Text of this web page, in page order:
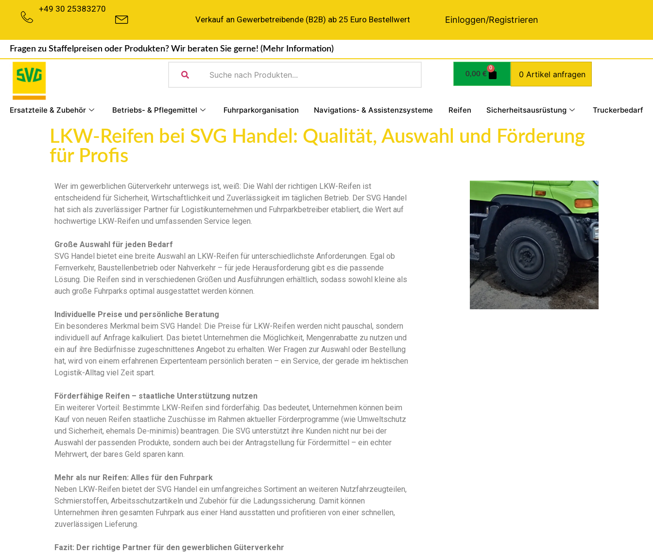
+49 30 25383270
Verkauf an Gewerbetreibende (B2B) ab 25 Euro Bestellwert
Einloggen/Registrieren
Fragen zu Staffelpreisen oder Produkten? Wir beraten Sie gerne! (Mehr Information)
0,00 €
0
0 Artikel anfragen
Ersatzteile & Zubehör Betriebs- & Pflegemittel Fuhrparkorganisation Navigations- & Assistenzsysteme Reifen Sicherheitsausrüstung Truckerbedarf
LKW-Reifen bei SVG Handel: Qualität, Auswahl und Förderung
für Profis
Wer im gewerblichen Güterverkehr unterwegs ist, weiß: Die Wahl der richtigen LKW-Reifen ist
entscheidend für Sicherheit, Wirtschaftlichkeit und Zuverlässigkeit im täglichen Betrieb. Der SVG Handel
hat sich als zuverlässiger Partner für Logistikunternehmen und Fuhrparkbetreiber etabliert, die Wert auf
hochwertige LKW-Reifen und umfassenden Service legen.
Große Auswahl für jeden Bedarf
SVG Handel bietet eine breite Auswahl an LKW-Reifen für unterschiedlichste Anforderungen. Egal ob
Fernverkehr, Baustellenbetrieb oder Nahverkehr – für jede Herausforderung gibt es die passende
Lösung. Die Reifen sind in verschiedenen Größen und Ausführungen erhältlich, sodass sowohl kleine als
auch große Fuhrparks optimal ausgestattet werden können.
Individuelle Preise und persönliche Beratung
Ein besonderes Merkmal beim SVG Handel: Die Preise für LKW-Reifen werden nicht pauschal, sondern
individuell auf Anfrage kalkuliert. Das bietet Unternehmen die Möglichkeit, Mengenrabatte zu nutzen und
ein auf ihre Bedürfnisse zugeschnittenes Angebot zu erhalten. Wer Fragen zur Auswahl oder Bestellung
hat, wird von einem erfahrenen Expertenteam persönlich beraten – ein Service, der gerade im hektischen
Logistik-Alltag viel Zeit spart.
Förderfähige Reifen – staatliche Unterstützung nutzen
Ein weiterer Vorteil: Bestimmte LKW-Reifen sind förderfähig. Das bedeutet, Unternehmen können beim
Kauf von neuen Reifen staatliche Zuschüsse im Rahmen aktueller Förderprogramme (wie Umweltschutz
und Sicherheit, ehemals De-minimis) beantragen. Die SVG unterstützt ihre Kunden nicht nur bei der
Auswahl der passenden Produkte, sondern auch bei der Antragstellung für Fördermittel – ein echter
Mehrwert, der bares Geld sparen kann.
Mehr als nur Reifen: Alles für den Fuhrpark
Neben LKW-Reifen bietet der SVG Handel ein umfangreiches Sortiment an weiteren Nutzfahrzeugteilen,
Schmierstoffen, Arbeitsschutzartikeln und Zubehör für die Ladungssicherung. Damit können
Unternehmen ihren gesamten Fuhrpark aus einer Hand ausstatten und profitieren von einer schnellen,
zuverlässigen Lieferung.
Fazit: Der richtige Partner für den gewerblichen Güterverkehr